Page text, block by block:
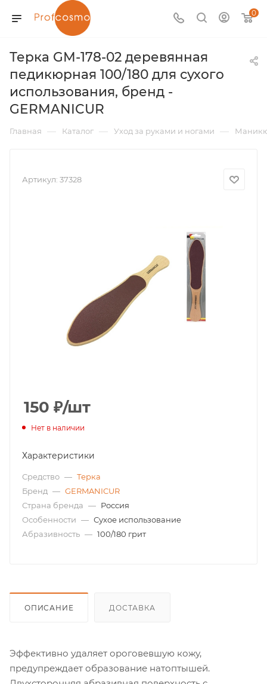
0
Терка GM-178-02 деревянная
педикюрная 100/180 для сухого
использования, бренд -
GERMANICUR
Главная — Каталог — Уход за руками и ногами —
Артикул: 37328
150 ₽/шт
Нет в наличии
Характеристики
Средство — Терка
Бренд — GERMANICUR
Страна бренда — Россия
Особенности — Сухое использование
Абразивность — 100/180 грит
ОПИСАНИЕ ДОСТАВКА
Эффективно удаляет ороговевшую кожу,
предупреждает образование натоптышей.